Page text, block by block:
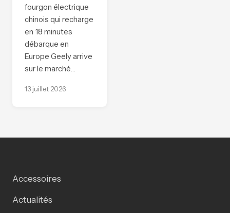
fourgon électrique
chinois qui recharge
en 18 minutes
débarque en
Europe Geely arrive
sur le marché…
13 juillet 2026
Accessoires
Actualités